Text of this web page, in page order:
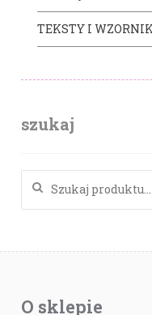
TEKSTY I
szukaj
O sklepie